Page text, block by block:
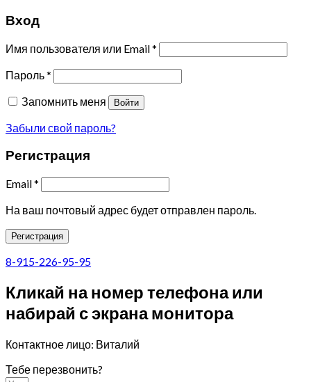
Вход
Имя пользователя или Email*
Пароль*
Запомнить меня
Войти
Забыли свой пароль?
Регистрация
Email*
На ваш почтовый адрес будет отправлен пароль.
Регистрация
8-915-226-95-95
Кликай на номер телефона или
набирай с экрана монитора
Контактное лицо: Виталий
Тебе перезвонить?